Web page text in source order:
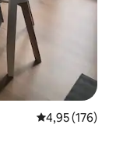
Gemiddelde
4,95 (176)